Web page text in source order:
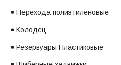
Перехода полиэтиленовые
Колодец
Резервуары Пластиковые